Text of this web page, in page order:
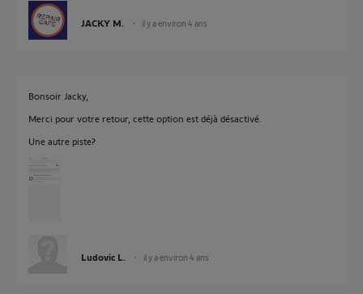
JACKY M. il y a environ 4 ans
Bonsoir Jacky,
Merci pour votre retour, cette option est déjà désactivé.
Une autre piste?
Ludovic L. il y a environ 4 ans